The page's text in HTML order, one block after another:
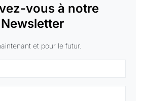
vous à notre
Newsletter
et pour le futur.